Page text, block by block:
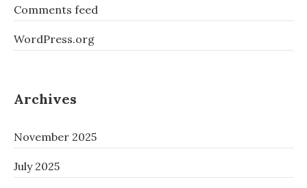
Comments feed
WordPress.org
Archives
November 2025
July 2025